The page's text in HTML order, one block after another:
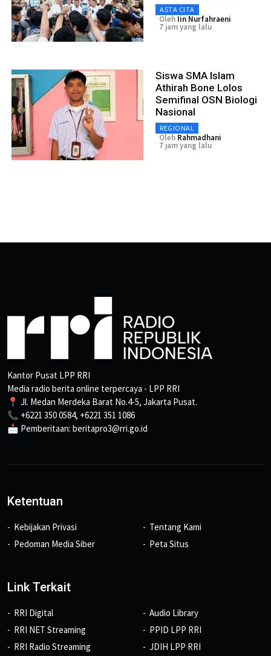
ASTA CITA
Oleh Iin Nurfahraeni
7 jam yang lalu
Siswa SMA Islam
Athirah Bone Lolos
Semifinal OSN Biologi
Nasional
REGIONAL
Oleh Rahmadhani
7 jam yang lalu
Kantor Pusat LPP RRI
Media radio berita online terpercaya - LPP RRI
📍 Jl. Medan Merdeka Barat No.4-5, Jakarta Pusat.
📞 +6221 350 0584, +6221 351 1086
📩 Pemberitaan: beritapro3@rri.go.id
Ketentuan
Kebijakan Privasi
Pedoman Media Siber
Tentang Kami
Peta Situs
Link Terkait
RRI Digital
RRI NET Streaming
RRI Radio Streaming
Audio Library
PPID LPP RRI
JDIH LPP RRI